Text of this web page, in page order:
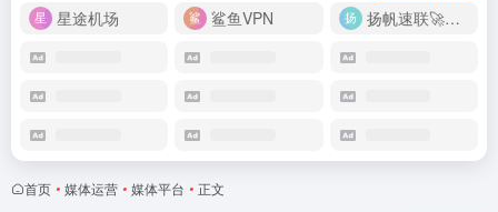
星途机场
鲨鱼VPN 扬帆速联🚀很快
首页 • 媒体运营 • 媒体平台 • 正文